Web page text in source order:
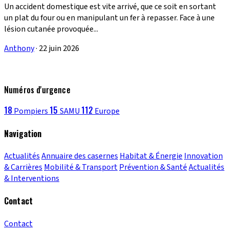
Un accident domestique est vite arrivé, que ce soit en sortant
un plat du four ou en manipulant un fer à repasser. Face à une
lésion cutanée provoquée...
Anthony· 22 juin 2026
Numéros d'urgence
18 Pompiers 15 SAMU 112 Europe
Navigation
ActualitésAnnuaire des casernes Habitat & Énergie Innovation
& Carrières Mobilité & TransportPrévention & SantéActualités
& Interventions
Contact
Contact